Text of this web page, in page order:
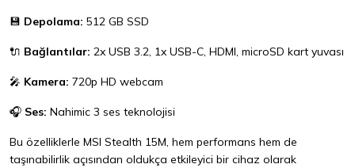
💾 Depolama: 512 GB SSD
🔌 Bağlantılar: 2x USB 3.2, 1x USB-C, HDMI, microSD kart yuvası
🎤 Kamera: 720p HD webcam
🎧 Ses: Nahimic 3 ses teknolojisi
Bu özelliklerle MSI Stealth 15M, hem performans hem de
taşınabilirlik açısından oldukça etkileyici bir cihaz olarak